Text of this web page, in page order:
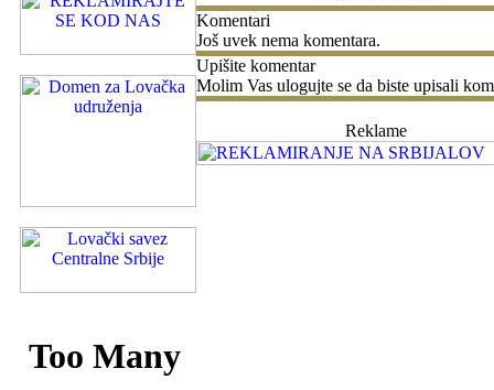
Komentari
Još uvek nema komentara.
Upišite komentar
Molim Vas ulogujte se da biste upisali
Reklame